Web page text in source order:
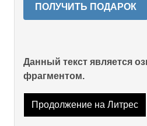
ПОЛУЧИТЬ ПОДАРОК
Данный текст является
фрагментом.
Продолжение на Литрес